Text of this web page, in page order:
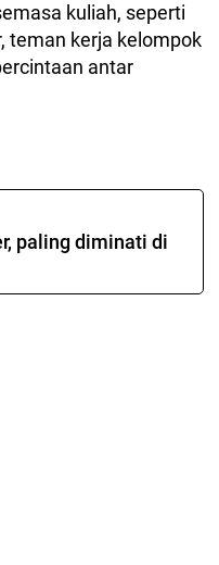
kuliah, seperti
teman kerja kelompok
antar
paling diminati di